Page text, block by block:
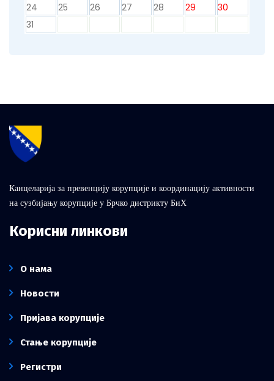
24
25 26 27 28 29
30
31
Канцеларија за превенцију корупције и координацију активности
на сузбијању корупције у Брчко дистрикту БиХ
Корисни линкови
О нама
Новости
Пријава корупције
Стање корупције
Регистри